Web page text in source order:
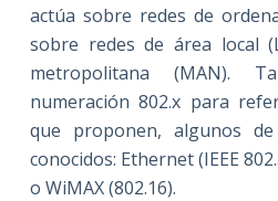
actúa sobre redes de
sobre redes de área local
metropolitana (MAN).
numeración 802.x para
que proponen, algunos
conocidos: Ethernet (IEEE
o WiMAX (802.16).